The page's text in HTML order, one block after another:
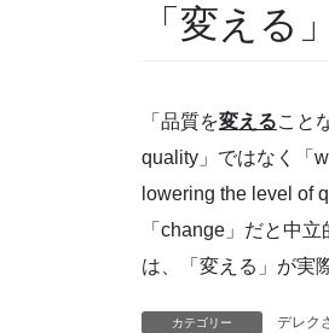
「変える
「品質を変えること
quality」ではなく「
lowering the level of
「change」だと中
は、「変える」が実
カテゴリー デレク